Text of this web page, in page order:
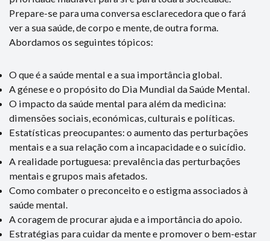
Prepare-se para uma conversa esclarecedora que o fará
ver a sua saúde, de corpo e mente, de outra forma.
Abordamos os seguintes tópicos:
O que é a saúde mental e a sua importância global.
A génese e o propósito do Dia Mundial da Saúde Mental.
O impacto da saúde mental para além da medicina:
dimensões sociais, económicas, culturais e políticas.
Estatísticas preocupantes: o aumento das perturbações
mentais e a sua relação com a incapacidade e o suicídio.
A realidade portuguesa: prevalência das perturbações
mentais e grupos mais afetados.
Como combater o preconceito e o estigma associados à
saúde mental.
A coragem de procurar ajuda e a importância do apoio.
Estratégias para cuidar da mente e promover o bem-estar